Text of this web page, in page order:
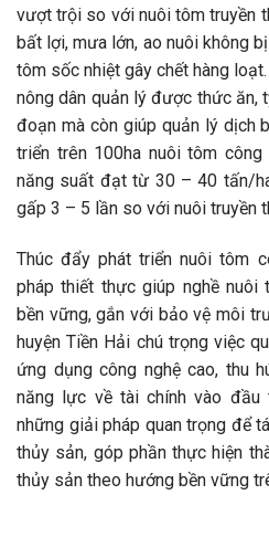
vượt trội so với nuôi tôm truyền
bất lợi, mưa lớn, ao nuôi không
tôm sốc nhiệt gây chết hàng
nông dân quản lý được thức ăn,
đoạn mà còn giúp quản lý dịch
triển trên 100ha nuôi tôm
năng suất đạt từ 30 – 40 tấn/
gấp 3 – 5 lần so với nuôi truyền
Thúc đẩy phát triển nuôi tôm
pháp thiết thực giúp nghề
bền vững, gắn với bảo vệ môi
huyện Tiền Hải chú trọng việc
ứng dụng công nghệ cao, thu
năng lực về tài chính vào
những giải pháp quan trọng để
thủy sản, góp phần thực hiện
thủy sản theo hướng bền vững